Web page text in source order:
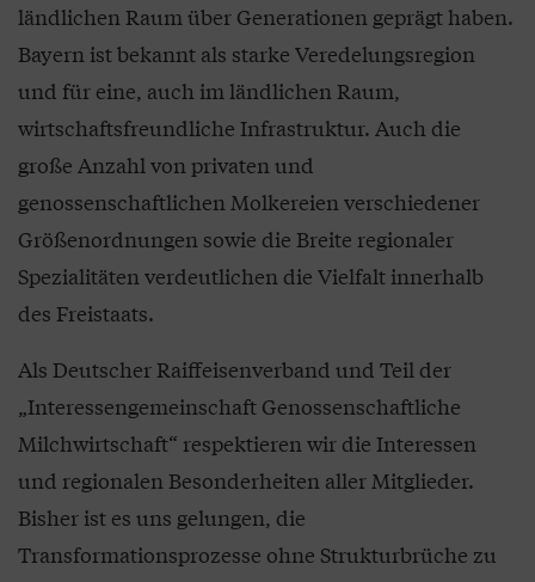
ländlichen Raum über Generationen geprägt haben.
Bayern ist bekannt als starke Veredelungsregion
und für eine, auch im ländlichen Raum,
wirtschaftsfreundliche Infrastruktur. Auch die
große Anzahl von privaten und
genossenschaftlichen Molkereien verschiedener
Größenordnungen sowie die Breite regionaler
Spezialitäten verdeutlichen die Vielfalt innerhalb
des Freistaats.
Als Deutscher Raiffeisenverband und Teil der
„Interessengemeinschaft Genossenschaftliche
Milchwirtschaft“ respektieren wir die Interessen
und regionalen Besonderheiten aller Mitglieder.
Bisher ist es uns gelungen, die
Transformationsprozesse ohne Strukturbrüche zu